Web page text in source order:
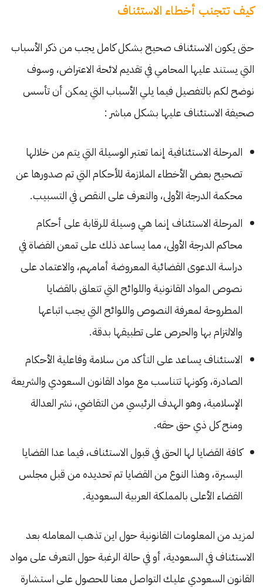
كيف تتجنب أخطاء الاستئناف
حتى يكون الاستئناف صحيح بشكل كامل يجب من ذكر الأسباب
التي يستند عليها المحامي في تقديم لائحة الاعتراض، وسوف
نوضح لكم بالتفصيل فيما يلي الأسباب التي يمكن أن تأسس
صحيفة الاستئناف عليها بشكل مباشر :
المرحلة الاستئنافية إنما تعتبر الوسيلة التي يتم من خلالها
تصحيح بعض الأخطاء الملازمة للأحكام التي تم صدورها عن
محكمة الدرجة الأولى، والتعرف على النقص في التسبيب.
المرحلة الاستئناف إنما هي وسيلة للرقابة على أحكام
محاكم الدرجة الأولى، مما يساعد ذلك على تمعن القضاة في
دراسة الدعوى القضائية المعروضة أمامهم، والاعتماد على
نصوص المواد القانونية واللوائح التي تتعلق بالقضايا
المطروحة لمعرفة النصوص واللوائح التي يجب اتباعها
والالتزام بها والحرص على تطبيقها بدقة.
الاستئناف يساعد على التأكد من سلامة وفاعلية الأحكام
الصادرة، وكونها تتناسب مع مواد القانون السعودي والشريعة
الإسلامية، وهو الهدف الرئيسي من التقاضي، نشر العدالة
ومنح كل ذي حق حقه.
كافة القضايا لها الحق في قبول الاستئناف، فيما عدا القضايا
اليسيرة، وهذا النوع من القضايا تم تحديده من قبل مجلس
القضاء الأعلى بالمملكة العربية السعودية.
لمزيد من المعلومات القانونية حول اين تذهب المعامله بعد
الاستئناف في السعودية، أو في حالة الرغبة حول التعرف على مواد
القانون السعودي عليك التواصل معنا للحصول على استشارة